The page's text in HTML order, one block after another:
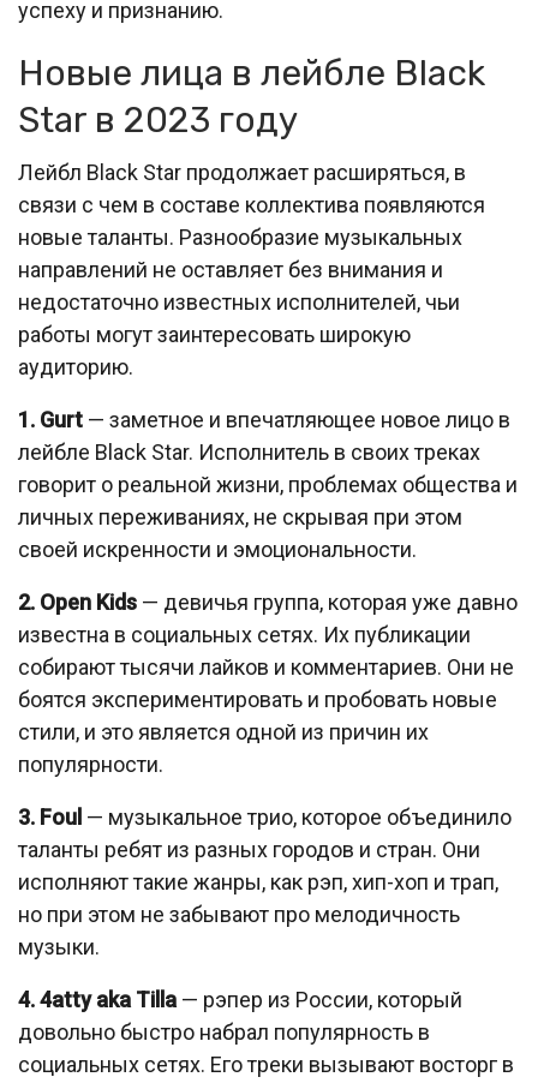
успеху и признанию.
Новые лица в лейбле Black
Star в 2023 году
Лейбл Black Star продолжает расширяться, в
связи с чем в составе коллектива появляются
новые таланты. Разнообразие музыкальных
направлений не оставляет без внимания и
недостаточно известных исполнителей, чьи
работы могут заинтересовать широкую
аудиторию.
1. Gurt — заметное и впечатляющее новое лицо в
лейбле Black Star. Исполнитель в своих треках
говорит о реальной жизни, проблемах общества и
личных переживаниях, не скрывая при этом
своей искренности и эмоциональности.
2. Open Kids — девичья группа, которая уже давно
известна в социальных сетях. Их публикации
собирают тысячи лайков и комментариев. Они не
боятся экспериментировать и пробовать новые
стили, и это является одной из причин их
популярности.
3. Foul — музыкальное трио, которое объединило
таланты ребят из разных городов и стран. Они
исполняют такие жанры, как рэп, хип-хоп и трап,
но при этом не забывают про мелодичность
музыки.
4. 4atty aka Tilla— рэпер из России, который
довольно быстро набрал популярность в
социальных сетях. Его треки вызывают восторг в